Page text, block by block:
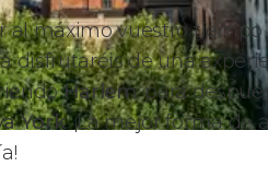
al máximo vuestro tiempo
disfrutaréis de una
Harlem, para
York. ¡La mejor forma de